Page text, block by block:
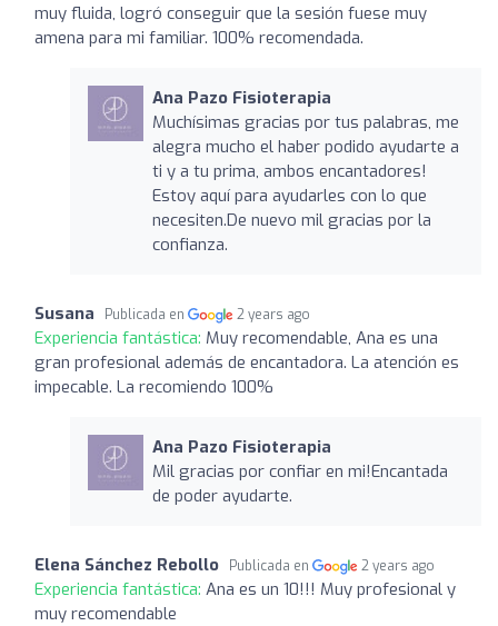
muy fluida, logró conseguir que la sesión fuese muy
amena para mi familiar. 100% recomendada.
Ana Pazo Fisioterapia
Muchísimas gracias por tus palabras, me
alegra mucho el haber podido ayudarte a
ti y a tu prima, ambos encantadores!
Estoy aquí para ayudarles con lo que
necesiten.De nuevo mil gracias por la
confianza.
Susana Publicada en 2 years ago
Experiencia fantástica: Muy recomendable, Ana es una
gran profesional además de encantadora. La atención es
impecable. La recomiendo 100%
Ana Pazo Fisioterapia
Mil gracias por confiar en mi!Encantada
de poder ayudarte.
Elena Sánchez Rebollo Publicada en 2 years ago
Experiencia fantástica: Ana es un 10!!! Muy profesional y
muy recomendable